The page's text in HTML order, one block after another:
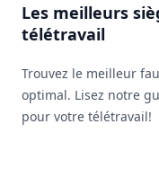
Les meilleurs
télétravail
Trouvez le meilleur
optimal. Lisez notre guide d'achat et faites le choix idéal
pour votre télétravail!